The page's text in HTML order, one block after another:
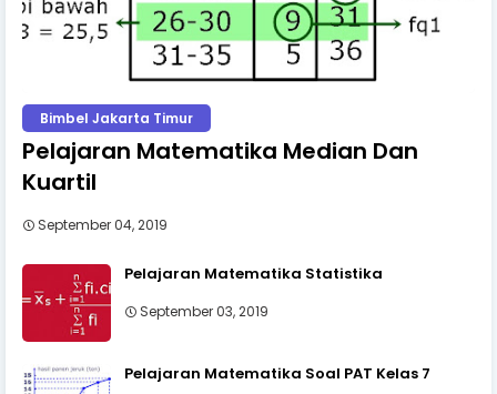
Bimbel Jakarta Timur
Pelajaran Matematika Median Dan
Kuartil
September 04, 2019
Pelajaran Matematika Statistika
September 03, 2019
Pelajaran Matematika Soal PAT Kelas 7